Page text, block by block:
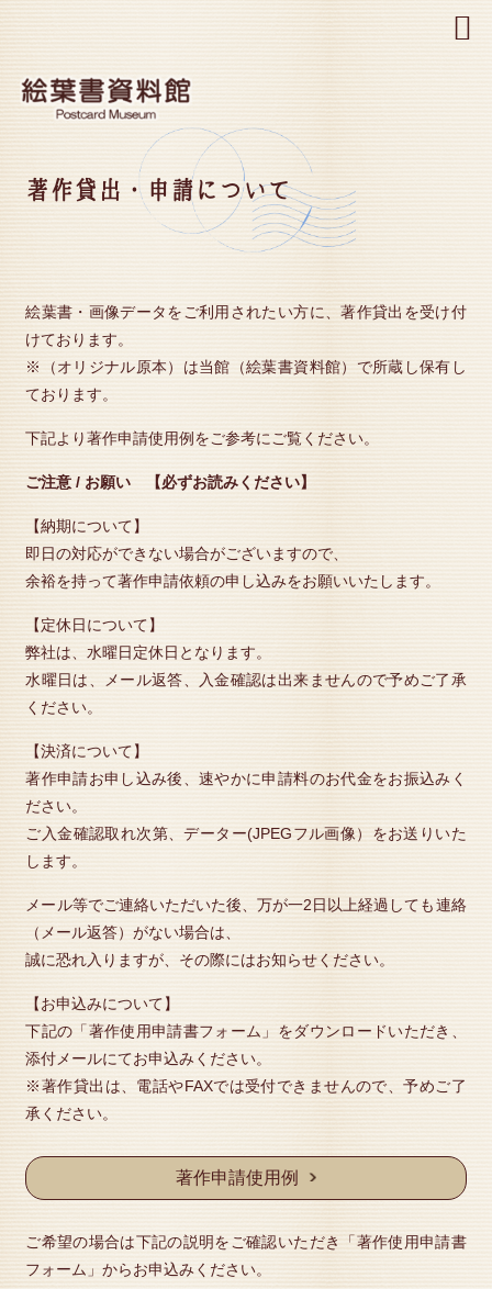
著作貸出・申請について
絵葉書・画像データをご利用されたい方に、著作貸出を受け付
けております。
※（オリジナル原本）は当館（絵葉書資料館）で所蔵し保有し
ております。
下記より著作申請使用例をご参考にご覧ください。
ご注意 / お願い 【必ずお読みください】
【納期について】
即日の対応ができない場合がございますので、
余裕を持って著作申請依頼の申し込みをお願いいたします。
【定休日について】
弊社は、水曜日定休日となります。
水曜日は、メール返答、入金確認は出来ませんので予めご了承
ください。
【決済について】
著作申請お申し込み後、速やかに申請料のお代金をお振込みく
ださい。
ご入金確認取れ次第、データー(JPEGフル画像）をお送りいた
します。
メール等でご連絡いただいた後、万が一2日以上経過しても連絡
（メール返答）がない場合は、
誠に恐れ入りますが、その際にはお知らせください。
【お申込みについて】
下記の「著作使用申請書フォーム」をダウンロードいただき、
添付メールにてお申込みください。
※著作貸出は、電話やFAXでは受付できませんので、予めご了
承ください。
著作申請使用例
ご希望の場合は下記の説明をご確認いただき「著作使用申請書
フォーム」からお申込みください。